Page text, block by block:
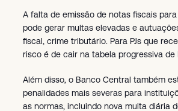
A falta de emissão de notas fiscais
pode gerar multas elevadas e
fiscal, crime tributário. Para PJs que
risco é de cair na tabela progressiva de
Além disso, o Banco Central também
penalidades mais severas para
as normas, incluindo nova multa diária